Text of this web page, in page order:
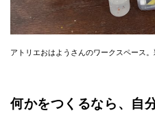
アトリエおはようさんのワークスペース
何かをつくるなら、自